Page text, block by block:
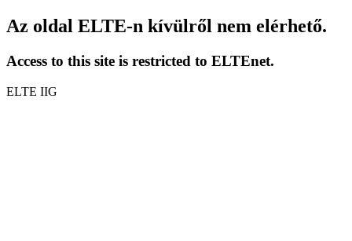
Az oldal ELTE-n kívülről nem elérhető.
Access to this site is restricted to ELTEnet.
ELTE IIG